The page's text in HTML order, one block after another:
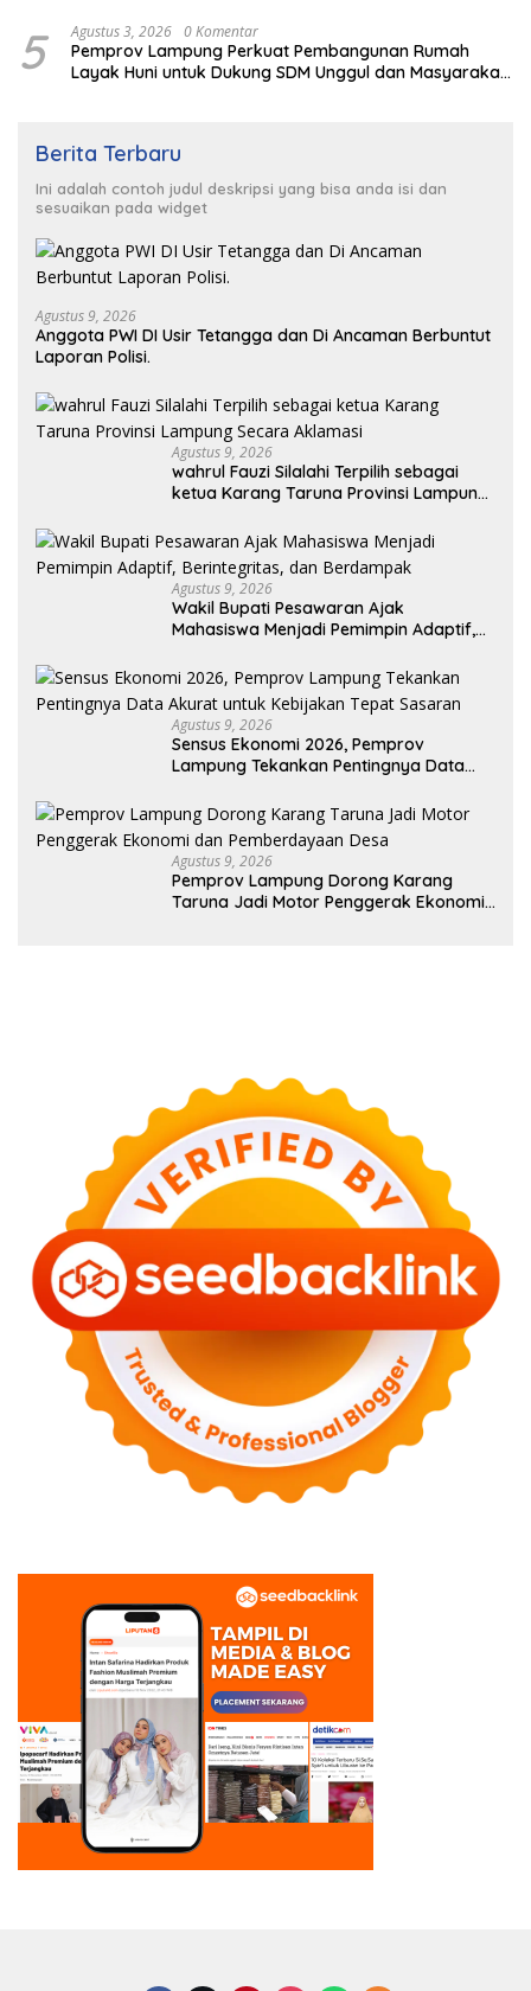
5 Agustus 3, 2026 0 Komentar
Pemprov Lampung Perkuat Pembangunan Rumah
Layak Huni untuk Dukung SDM Unggul dan Masyarakat
Berita Terbaru
Ini adalah contoh judul deskripsi yang bisa anda isi dan
sesuaikan pada widget
Agustus 9, 2026
Anggota PWI DI Usir Tetangga dan Di Ancaman Berbuntut
Laporan Polisi.
Agustus 9, 2026
wahrul Fauzi Silalahi Terpilih sebagai
ketua Karang Taruna Provinsi Lampung
Agustus 9, 2026
Wakil Bupati Pesawaran Ajak
Mahasiswa Menjadi Pemimpin Adaptif,
Agustus 9, 2026
Sensus Ekonomi 2026, Pemprov
Lampung Tekankan Pentingnya Data
Agustus 9, 2026
Pemprov Lampung Dorong Karang
Taruna Jadi Motor Penggerak Ekonomi